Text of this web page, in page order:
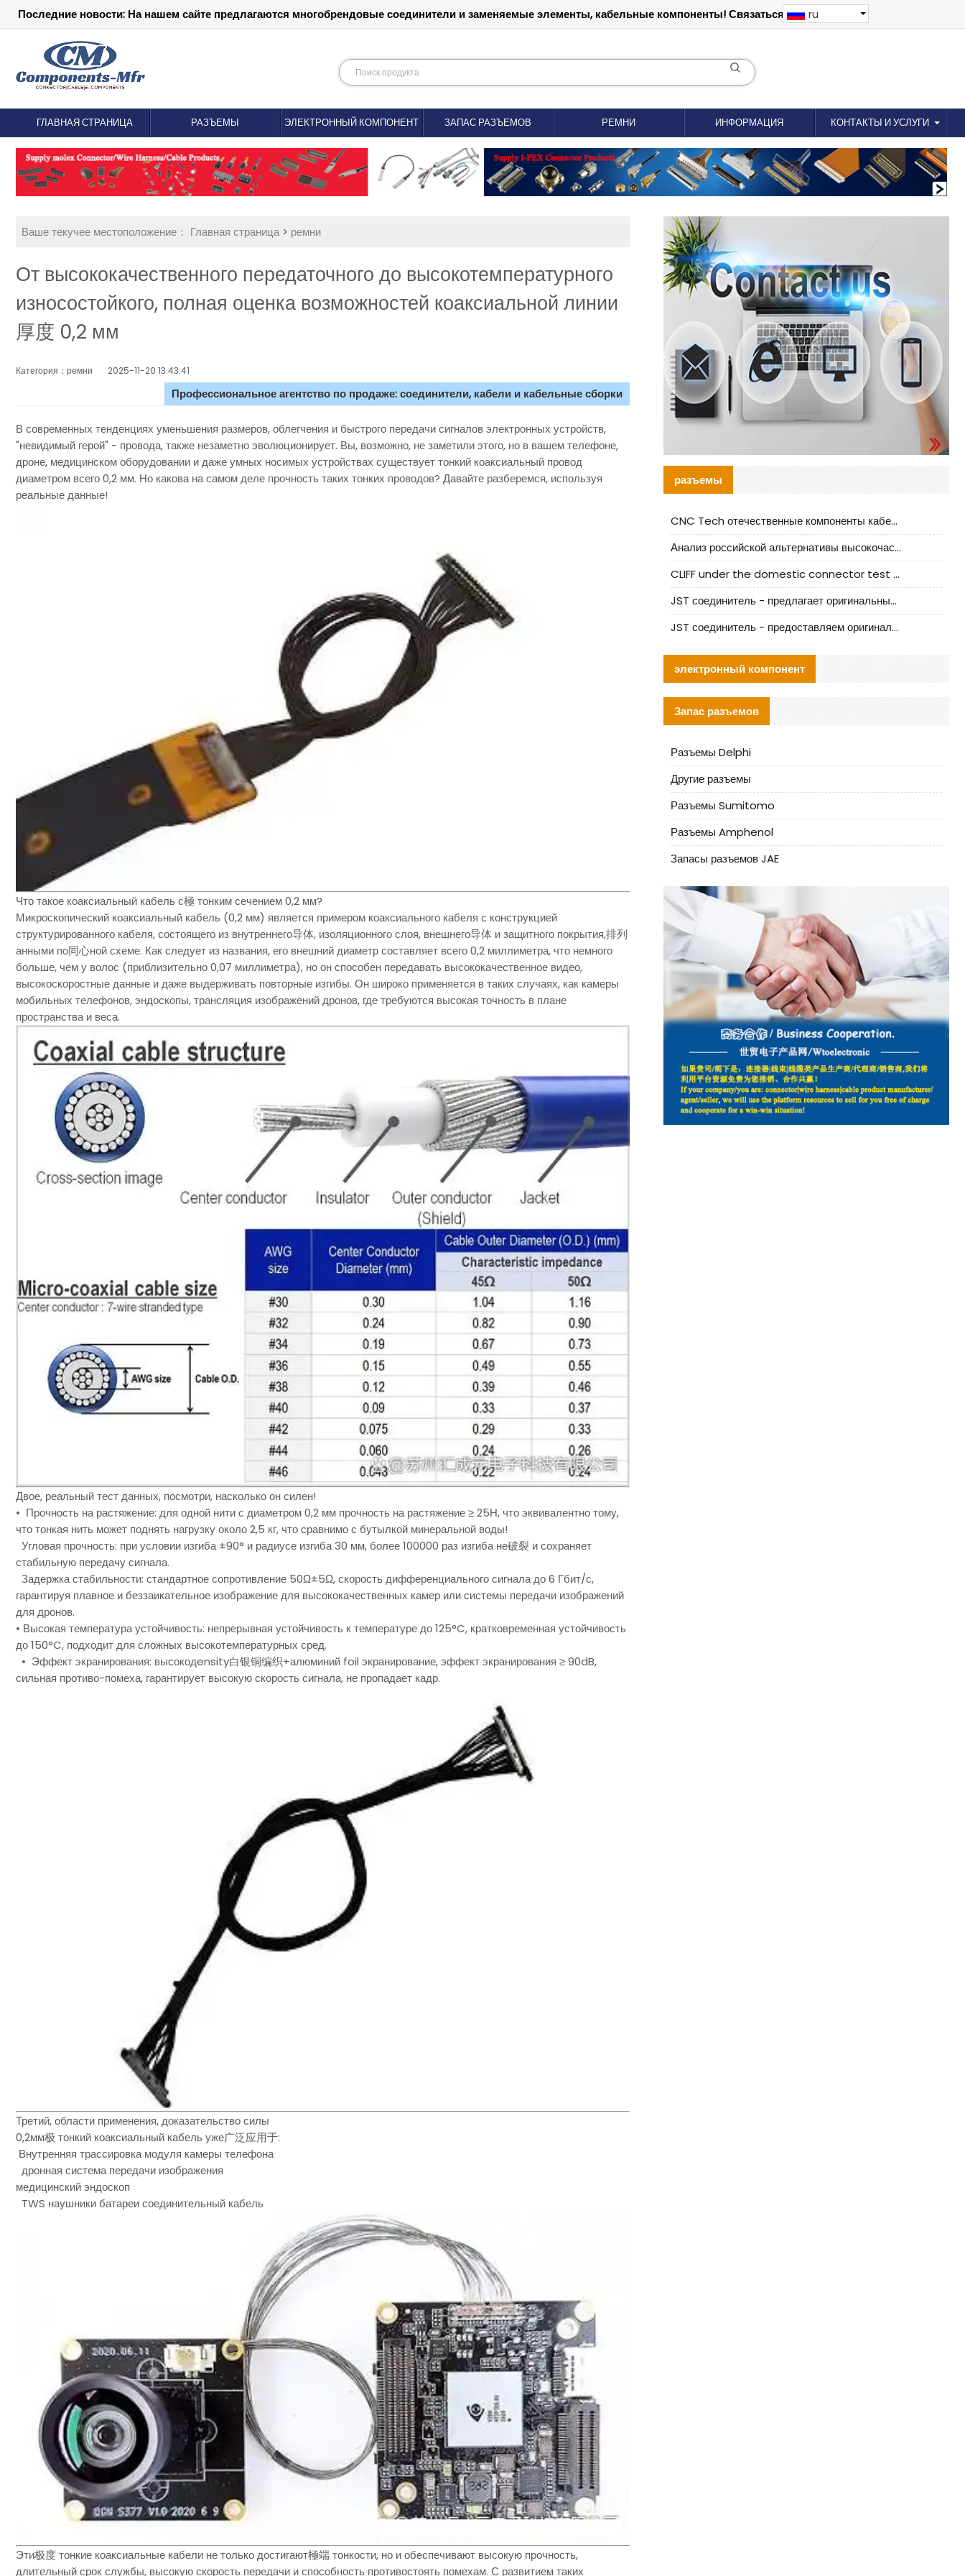
Последние новости: На нашем сайте предлагаются многобрендовые соединители и заменяемые элементы, кабельные компоненты! Связаться: 18012695035
ru
ГЛАВНАЯ СТРАНИЦА РАЗЪЕМЫ ЭЛЕКТРОННЫЙ КОМПОНЕНТ ЗАПАС РАЗЪЕМОВ РЕМНИ ИНФОРМАЦИЯ КОНТАКТЫ И УСЛУГИ
Ваше текучее местоположение： Главная страница> ремни
От высококачественного передаточного до высокотемпературного
износостойкого, полная оценка возможностей коаксиальной линии
厚度 0,2 мм
Категория：ремни 2025-11-20 13:43:41
Профессиональное агентство по продаже: соединители, кабели и кабельные сборки
В современных тенденциях уменьшения размеров, облегчения и быстрого передачи сигналов электронных устройств,
"невидимый герой" - провода, также незаметно эволюционирует. Вы, возможно, не заметили этого, но в вашем телефоне,
дроне, медицинском оборудовании и даже умных носимых устройствах существует тонкий коаксиальный провод
диаметром всего 0,2 мм. Но какова на самом деле прочность таких тонких проводов? Давайте разберемся, используя
реальные данные!
Что такое коаксиальный кабель с極 тонким сечением 0,2 мм?
Микроскопический коаксиальный кабель (0,2 мм) является примером коаксиального кабеля с конструкцией
структурированного кабеля, состоящего из внутреннего导体, изоляционного слоя, внешнего导体 и защитного покрытия,排列
анными по同心ной схеме. Как следует из названия, его внешний диаметр составляет всего 0,2 миллиметра, что немного
больше, чем у волос (приблизительно 0,07 миллиметра), но он способен передавать высококачественное видео,
высокоскоростные данные и даже выдерживать повторные изгибы. Он широко применяется в таких случаях, как камеры
мобильных телефонов, эндоскопы, трансляция изображений дронов, где требуются высокая точность в плане
пространства и веса.
Двое, реальный тест данных, посмотри, насколько он силен!
• Прочность на растяжение: для одной нити с диаметром 0,2 мм прочность на растяжение ≥ 25Н, что эквивалентно тому,
что тонкая нить может поднять нагрузку около 2,5 кг, что сравнимо с бутылкой минеральной воды!
Угловая прочность: при условии изгиба ±90° и радиусе изгиба 30 мм, более 100000 раз изгиба не破裂 и сохраняет
стабильную передачу сигнала.
Задержка стабильности: стандартное сопротивление 50Ω±5Ω, скорость дифференциального сигнала до 6 Гбит/с,
гарантируя плавное и беззаикательное изображение для высококачественных камер или системы передачи изображений
для дронов.
• Высокая температура устойчивость: непрерывная устойчивость к температуре до 125°C, кратковременная устойчивость
до 150°C, подходит для сложных высокотемпературных сред.
• Эффект экранирования: высокодensity白银铜编织+алюминий foil экранирование, эффект экранирования ≥ 90dB,
сильная противо-помеха, гарантирует высокую скорость сигнала, не пропадает кадр.
Третий, области применения, доказательство силы
0,2мм极 тонкий коаксиальный кабель уже广泛应用于:
Внутренняя трассировка модуля камеры телефона
дронная система передачи изображения
медицинский эндоскоп
TWS наушники батареи соединительный кабель
Эти极度 тонкие коаксиальные кабели не только достигают極端 тонкости, но и обеспечивают высокую прочность,
длительный срок службы, высокую скорость передачи и способность противостоять помехам. С развитием таких
разъемы
CNC Tech отечественные компоненты кабельной арматуры оценка и руководство по производственному внедрению
Анализ российской альтернативы высокочастотных кабельных колодцев I-PEX
CLIFF under the domestic connector test standard update
JST соединитель - предлагает оригинальные и заменяющие JST NSHR-02V-S соединители
JST соединитель - предоставляем оригинальные JST GHR-09V-S соединители и их аналоги
электронный компонент
Запас разъемов
Разъемы Delphi
Другие разъемы
Разъемы Sumitomo
Разъемы Amphenol
Запасы разъемов JAE